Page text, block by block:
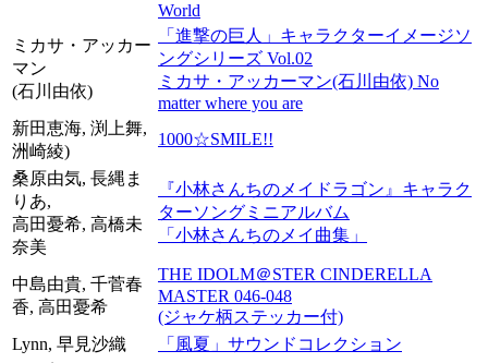
World
ミカサ・アッカー
マン
(石川由依)
「進撃の巨人」キャラクターイメージソ
ングシリーズ Vol.02
ミカサ・アッカーマン(石川由依) No
matter where you are
新田恵海, 渕上舞,
洲崎綾)
1000☆SMILE!!
桑原由気, 長縄ま
りあ,
高田憂希, 高橋未
奈美
『小林さんちのメイドラゴン』キャラク
ターソングミニアルバム
「小林さんちのメイ曲集」
中島由貴, 千菅春
香, 高田憂希
THE IDOLM＠STER CINDERELLA
MASTER 046-048
(ジャケ柄ステッカー付)
Lynn, 早見沙織
「風夏」サウンドコレクション